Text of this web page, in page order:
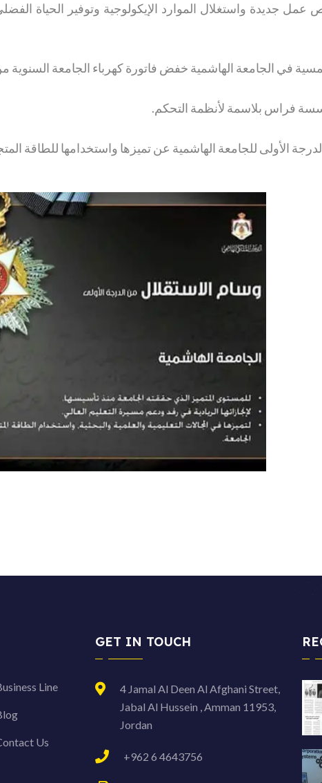
جديدة واستغلال الموارد الإيكولوجية وتوفير الحياة
الهاشمية خفض فاتورة كهرباء الجامعة السنوية من (2.5) مليون دينار إلى (صفر)
فراس بلاسمة لأنظمة التحكم.
الأولى للجامعة الهاشمية عن تميزها واستخدامها للطاقة
Line
Us
GET IN TOUCH
4 Jamal Al Deen Al Afghani Street,
Jabal Al Hussein , Amman 11953,
Jordan
+962 6 4643756